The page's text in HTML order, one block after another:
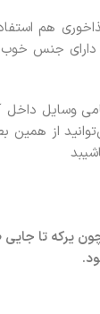
هم
جنس خوب
وسایل
از همین
یرکه تا جایی